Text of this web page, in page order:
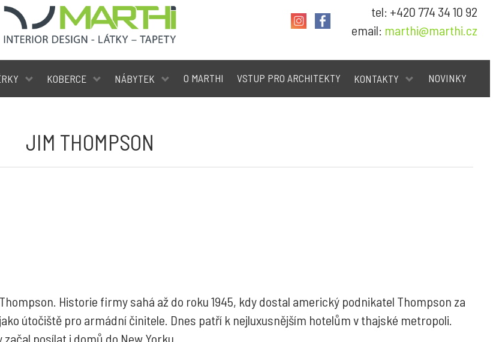
tel: +420 774 34 10 92
email: marthi@marthi.cz
KOBERCE NÁBYTEK O MARTHI VSTUP PRO ARCHITEKTY KONTAKTY NOVINKY
JIM THOMPSON
Historie firmy sahá až do roku 1945, kdy dostal americký podnikatel Thompson za
útočiště pro armádní činitele. Dnes patří k nejluxusnějším hotelům v thajské metropoli.
posílat i domů do New Yorku.